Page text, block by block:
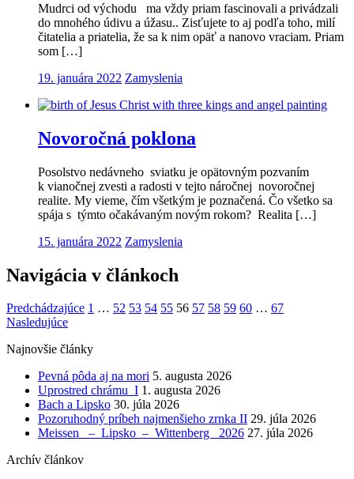
Mudrci od východu ma vždy priam fascinovali a privádzali
do mnohého údivu a úžasu.. Zisťujete to aj podľa toho, milí
čitatelia a priatelia, že sa k nim opäť a nanovo vraciam. Priam
som […]
19. januára 2022 Zamyslenia
Novoročná poklona
Posolstvo nedávneho sviatku je opätovným pozvaním
k vianočnej zvesti a radosti v tejto náročnej novoročnej
realite. My vieme, čím všetkým je poznačená. Čo všetko sa
spája s týmto očakávaným novým rokom? Realita […]
15. januára 2022 Zamyslenia
Navigácia v článkoch
Predchádzajúce 1 … 52 53 54 55 56 57 58 59 60 … 67
Nasledujúce
Najnovšie články
Pevná pôda aj na mori 5. augusta 2026
Uprostred chrámu I 1. augusta 2026
Bach a Lipsko 30. júla 2026
Pozoruhodný príbeh najmenšieho zrnka II 29. júla 2026
Meissen – Lipsko – Wittenberg 2026 27. júla 2026
Archív článkov